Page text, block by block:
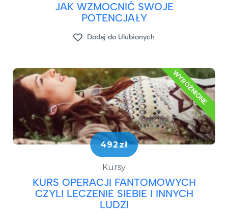
JAK WZMOCNIĆ SWOJE
POTENCJAŁY
Dodaj do Ulubionych
WYRÓŻNIONE
492zł
Kursy
KURS OPERACJI FANTOMOWYCH
CZYLI LECZENIE SIEBIE I INNYCH
LUDZI